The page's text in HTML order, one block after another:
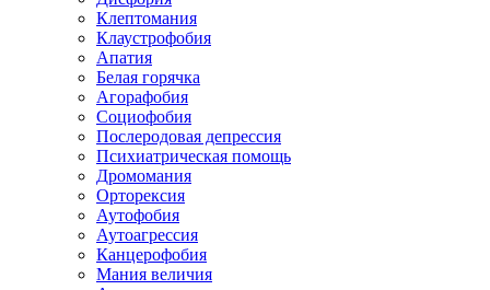
Клептомания
Клаустрофобия
Апатия
Белая горячка
Агорафобия
Социофобия
Послеродовая депрессия
Психиатрическая помощь
Дромомания
Орторексия
Аутофобия
Аутоагрессия
Канцерофобия
Мания величия